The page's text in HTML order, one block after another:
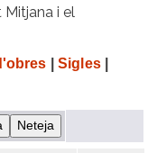
Mitjana i el
Sigles|